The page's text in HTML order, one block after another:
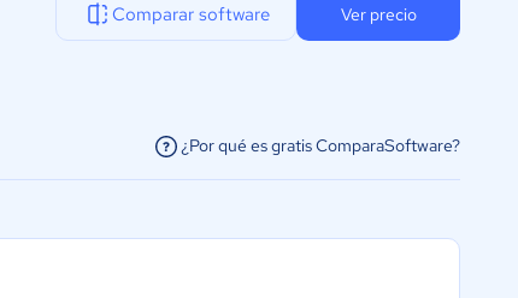
Comparar software Ver precio
¿Por qué es gratis ComparaSoftware?